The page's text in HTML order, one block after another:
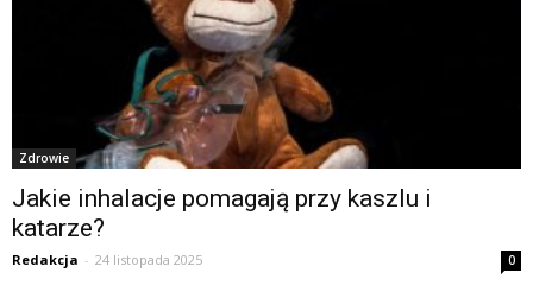
Zdrowie
Jakie inhalacje pomagają przy kaszlu i
katarze?
Redakcja - 24 listopada 2025 0